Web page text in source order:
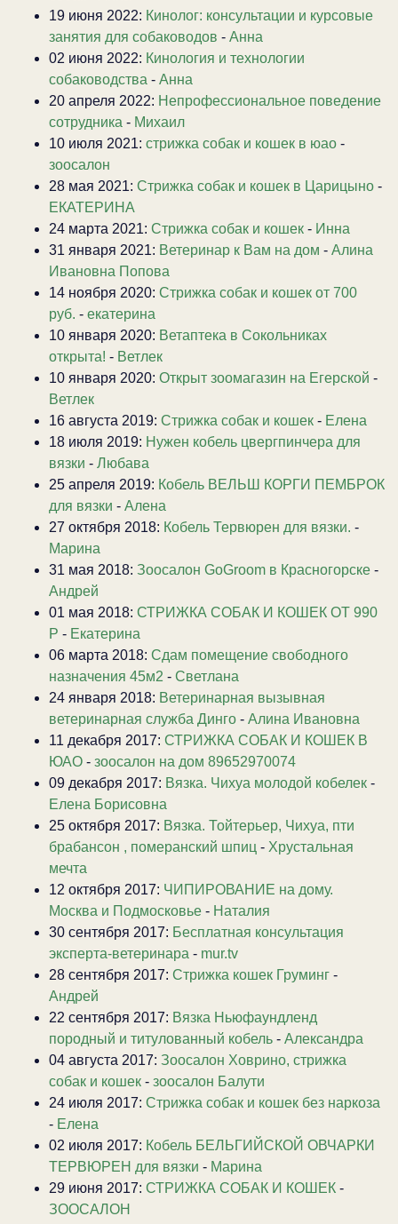
19 июня 2022: Кинолог: консультации и курсовые
занятия для собаководов - Анна
02 июня 2022: Кинология и технологии
собаководства - Анна
20 апреля 2022: Непрофессиональное поведение
сотрудника - Михаил
10 июля 2021: стрижка собак и кошек в юао -
зоосалон
28 мая 2021: Стрижка собак и кошек в Царицыно -
ЕКАТЕРИНА
24 марта 2021: Стрижка собак и кошек - Инна
31 января 2021: Ветеринар к Вам на дом - Алина
Ивановна Попова
14 ноября 2020: Стрижка собак и кошек от 700
руб. - екатерина
10 января 2020: Ветаптека в Сокольниках
открыта! - Ветлек
10 января 2020: Открыт зоомагазин на Егерской -
Ветлек
16 августа 2019: Стрижка собак и кошек - Елена
18 июля 2019: Нужен кобель цвергпинчера для
вязки - Любава
25 апреля 2019: Кобель ВЕЛЬШ КОРГИ ПЕМБРОК
для вязки - Алена
27 октября 2018: Кобель Тервюрен для вязки. -
Марина
31 мая 2018: Зоосалон GoGroom в Красногорске -
Андрей
01 мая 2018: СТРИЖКА СОБАК И КОШЕК ОТ 990
Р - Екатерина
06 марта 2018: Сдам помещение свободного
назначения 45м2 - Светлана
24 января 2018: Ветеринарная вызывная
ветеринарная служба Динго - Алина Ивановна
11 декабря 2017: СТРИЖКА СОБАК И КОШЕК В
ЮАО - зоосалон на дом 89652970074
09 декабря 2017: Вязка. Чихуа молодой кобелек -
Елена Борисовна
25 октября 2017: Вязка. Тойтерьер, Чихуа, пти
брабансон , померанский шпиц - Хрустальная
мечта
12 октября 2017: ЧИПИРОВАНИЕ на дому.
Москва и Подмосковье - Наталия
30 сентября 2017: Бесплатная консультация
эксперта-ветеринара - mur.tv
28 сентября 2017: Стрижка кошек Груминг -
Андрей
22 сентября 2017: Вязка Ньюфаундленд
породный и титулованный кобель - Александра
04 августа 2017: Зоосалон Ховрино, стрижка
собак и кошек - зоосалон Балути
24 июля 2017: Стрижка собак и кошек без наркоза
- Елена
02 июля 2017: Кобель БЕЛЬГИЙСКОЙ ОВЧАРКИ
ТЕРВЮРЕН для вязки - Марина
29 июня 2017: СТРИЖКА СОБАК И КОШЕК -
ЗООСАЛОН